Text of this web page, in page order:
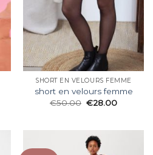
SHORT EN VELOURS FEMME
short en velours femme
€50.00 €28.00